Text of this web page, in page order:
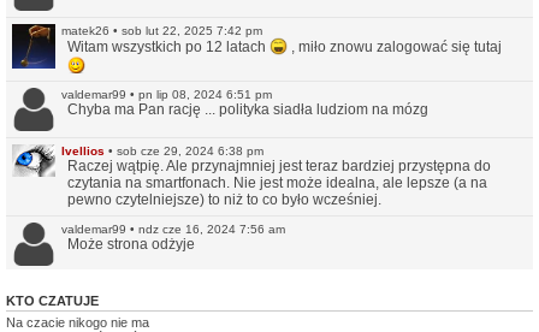
matek26 • sob lut 22, 2025 7:42 pm
Witam wszystkich po 12 latach , miło znowu zalogować się tutaj
valdemar99 • pn lip 08, 2024 6:51 pm
Chyba ma Pan rację ... polityka siadła ludziom na mózg
Ivellios • sob cze 29, 2024 6:38 pm
Raczej wątpię. Ale przynajmniej jest teraz bardziej przystępna do
czytania na smartfonach. Nie jest może idealna, ale lepsze (a na
pewno czytelniejsze) to niż to co było wcześniej.
valdemar99 • ndz cze 16, 2024 7:56 am
Może strona odżyje
No i pięknie.
KTO CZATUJE
Na czacie nikogo nie ma